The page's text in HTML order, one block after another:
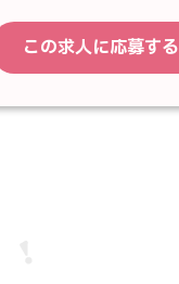
この求人に応募する